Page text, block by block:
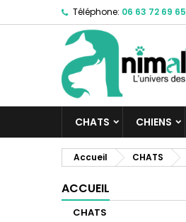
Téléphone: 06 63 72 69 65
CHATS CHIENS
Accueil CHATS
ACCUEIL
CHATS